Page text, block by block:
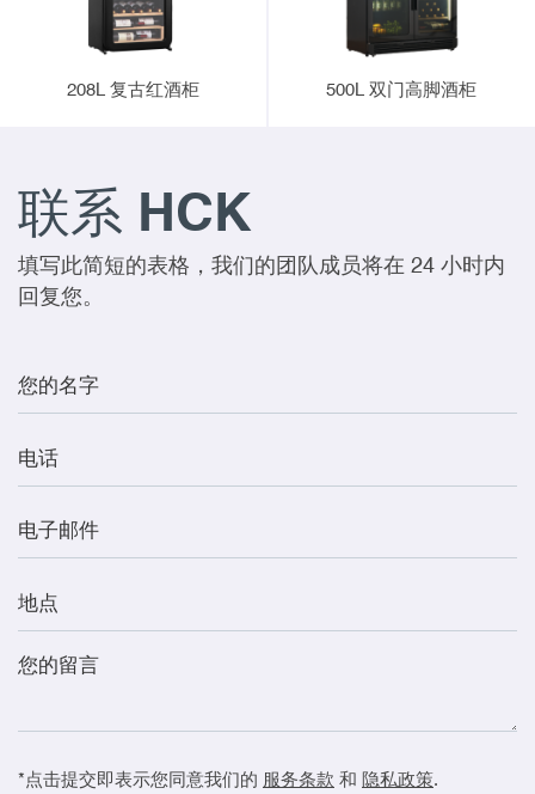
208L 复古红酒柜 500L 双门高脚酒柜
联系 HCK
填写此简短的表格，我们的团队成员将在 24 小时内
回复您。
*点击提交即表示您同意我们的 服务条款 和 隐私政策.